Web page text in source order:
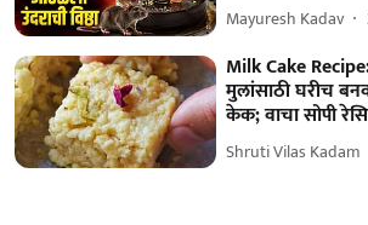
Mayuresh Kadav
Milk Cake
मुलांसाठी घरीच
केक; वाचा सोपी
Shruti Vilas Kadam